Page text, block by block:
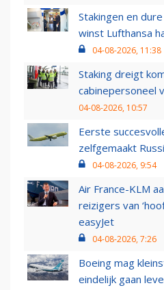
Stakingen en
winst Lufthansa
04-08-2026, 11:38
Staking dreigt
cabinepersoneel
04-08-2026, 10:57
Eerste
zelfgemaakt
04-08-2026, 9:54
Air France-KLM
reizigers van
easyJet
04-08-2026, 7:26
Boeing mag
eindelijk gaan